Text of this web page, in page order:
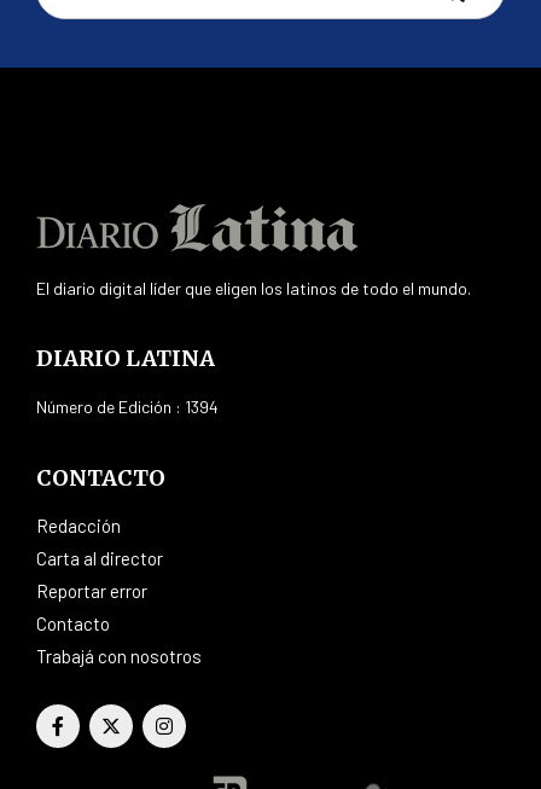
El diario digital líder que eligen los latinos de todo el mundo.
DIARIO LATINA
Número de Edición : 1394
CONTACTO
Redacción
Carta al director
Reportar error
Contacto
Trabajá con nosotros